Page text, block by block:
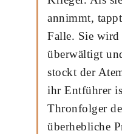
annimmt,
Falle. Sie wird
überwältigt
stockt der
ihr Entführer
Thronfolger
überhebliche